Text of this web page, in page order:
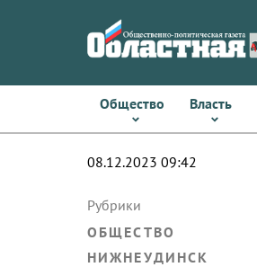
Общество Власть
08.12.2023 09:42
Рубрики
ОБЩЕСТВО
НИЖНЕУДИНСК